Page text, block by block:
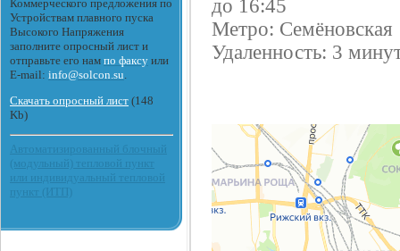
Коммерческого предложения по
Устройствам плавного пуска
Высокого Напряжения
заполните опросный лист и
отправьте его нам по факсу или
E-mail: info@solcon.su.
Скачать опросный лист (148
Kb)
Автоматизированный блочный
(модульный) тепловой пункт
или индивидуальный тепловой
пункт (ИТП)
до 16:45
Метро: Семёновская
Удаленность: 3